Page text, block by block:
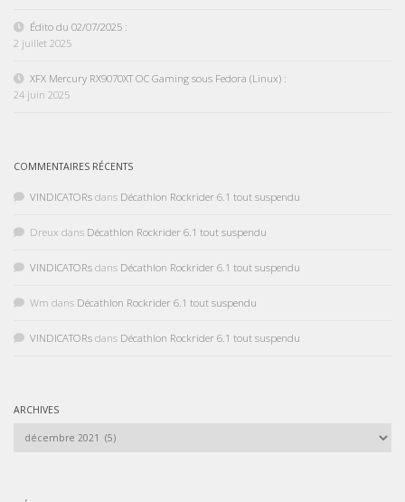
Édito du 02/07/2025 :
2 juillet 2025
XFX Mercury RX9070XT OC Gaming sous Fedora (Linux) :
24 juin 2025
COMMENTAIRES RÉCENTS
VINDICATORs dans Décathlon Rockrider 6.1 tout suspendu
Dreux dans Décathlon Rockrider 6.1 tout suspendu
VINDICATORs dans Décathlon Rockrider 6.1 tout suspendu
Wm dans Décathlon Rockrider 6.1 tout suspendu
VINDICATORs dans Décathlon Rockrider 6.1 tout suspendu
ARCHIVES